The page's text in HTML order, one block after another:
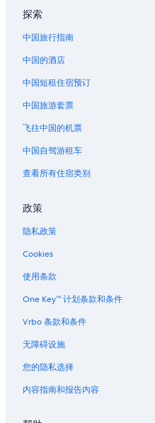
探索
中国旅行指南
中国的酒店
中国短租住宿预订
中国旅游套票
飞往中国的机票
中国自驾游租车
查看所有住宿类别
政策
隐私政策
Cookies
使用条款
One Key™ 计划条款和条件
Vrbo 条款和条件
无障碍设施
您的隐私选择
内容指南和报告内容